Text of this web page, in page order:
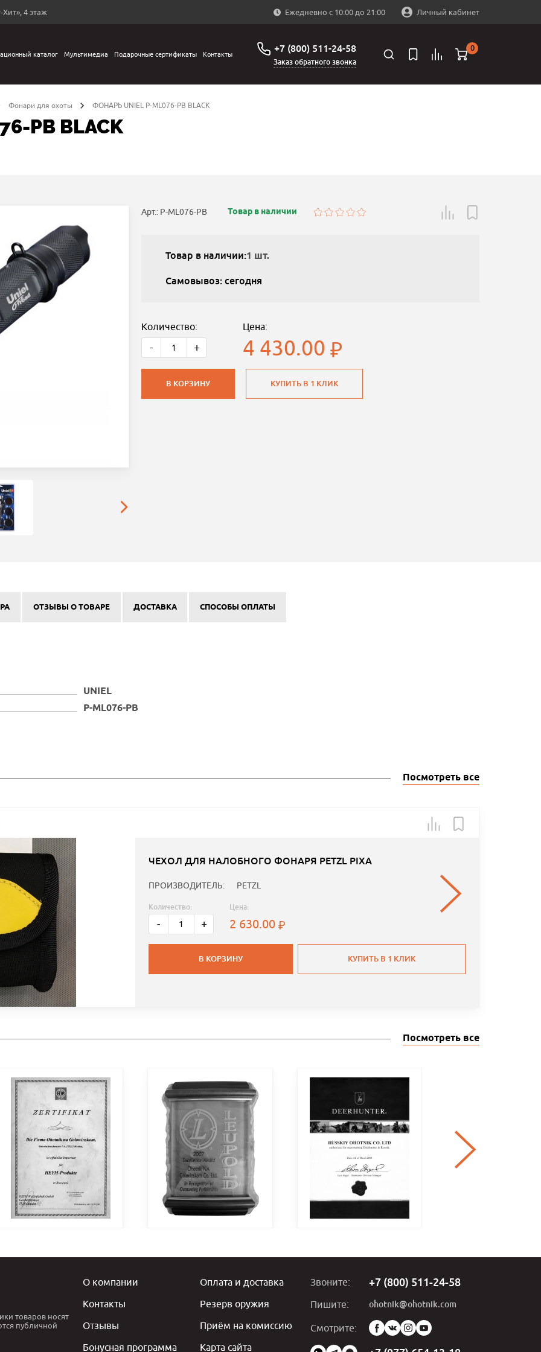
4 этаж Ежедневно с 10:00 до 21:00 Личный кабинет
каталог Мультимедиа Подарочные сертификаты Контакты +7 (800) 511-24-58
Заказ обратного звонка
0
Фонари для охоты ФОНАРЬ UNIEL P-ML076-PB BLACK
PB BLACK
Арт.: P-ML076-PB Товар в наличии
Товар в наличии:1 шт.
Самовывоз: сегодня
Количество:
- +
Цена:
4 430.00
В КОРЗИНУ КУПИТЬ В 1 КЛИК
ОТЗЫВЫ О ТОВАРЕ ДОСТАВКА СПОСОБЫ ОПЛАТЫ
UNIEL
P-ML076-PB
Посмотреть все
ЧЕХОЛ ДЛЯ НАЛОБНОГО ФОНАРЯ PETZL PIXA
ПРОИЗВОДИТЕЛЬ: PETZL
Количество:
- +
Цена:
2 630.00
В КОРЗИНУ КУПИТЬ В 1 КЛИК
Посмотреть все
товаров носят
публичной
О компании
Контакты
Отзывы
Бонусная программа
Оплата и доставка
Резерв оружия
Приём на комиссию
Карта сайта
Звоните: +7 (800) 511-24-58
Пишите: ohotnik@ohotnik.com
Смотрите:
Мы
в
социальных